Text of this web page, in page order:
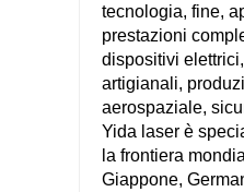
tecnologia, fine,
prestazioni
dispositivi
artigianali,
aerospaziale,
Yida laser è
la frontiera
Giappone,